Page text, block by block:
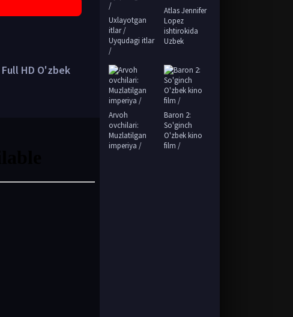
HD O'zbek
Uxlayotgan
itlar /
Uyqudagi itlar
/
Atlas Jennifer
Lopez
ishtirokida
Uzbek
Arvoh
ovchilari:
Muzlatilgan
imperiya /
Baron 2:
So'ginch
O'zbek kino
film /